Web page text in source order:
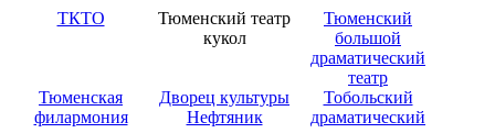
ТКТО
Тюменский театр
кукол
Тюменский
большой
драматический
театр
Тюменская
филармония
Дворец культуры
Нефтяник
Тобольский
драматический